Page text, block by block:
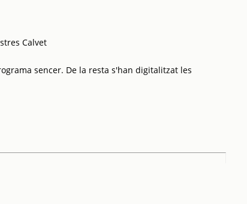
Calvet
sencer. De la resta s'han digitalitzat les